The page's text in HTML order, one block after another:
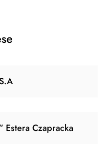
Estera Czapracka